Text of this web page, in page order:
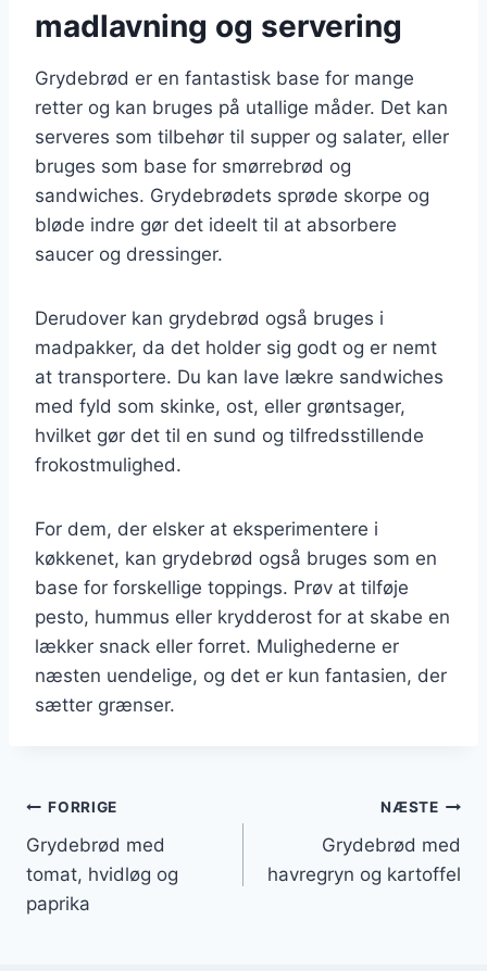
madlavning og servering
Grydebrød er en fantastisk base for mange
retter og kan bruges på utallige måder. Det kan
serveres som tilbehør til supper og salater, eller
bruges som base for smørrebrød og
sandwiches. Grydebrødets sprøde skorpe og
bløde indre gør det ideelt til at absorbere
saucer og dressinger.
Derudover kan grydebrød også bruges i
madpakker, da det holder sig godt og er nemt
at transportere. Du kan lave lækre sandwiches
med fyld som skinke, ost, eller grøntsager,
hvilket gør det til en sund og tilfredsstillende
frokostmulighed.
For dem, der elsker at eksperimentere i
køkkenet, kan grydebrød også bruges som en
base for forskellige toppings. Prøv at tilføje
pesto, hummus eller krydderost for at skabe en
lækker snack eller forret. Mulighederne er
næsten uendelige, og det er kun fantasien, der
sætter grænser.
Indlægsnavigation
FORRIGE
Grydebrød med
tomat, hvidløg og
paprika
NÆSTE
Grydebrød med
havregryn og kartoffel